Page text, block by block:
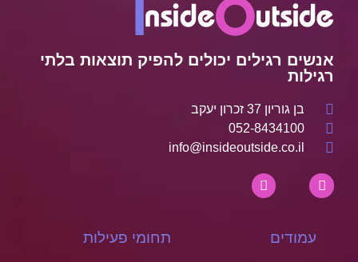
אנשים רגילים יכולים להפיק תוצאות בלתי
רגילות
בן גוריון 37 זכרון יעקב
052-8434100
info@insideoutside.co.il
עמודים תחומי פעילות